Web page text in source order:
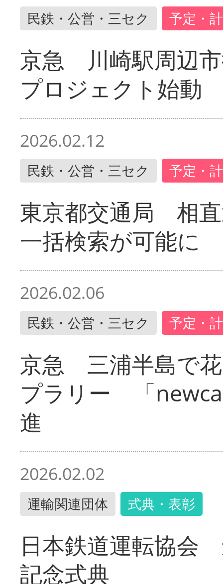
民鉄・公営・三セク 予定・
京急 川崎駅周辺
プロジェクト始動
2026.02.12
民鉄・公営・三セク 予定・
東京都交通局 相
一括検索が可能に
2026.02.06
民鉄・公営・三セク 予定・
京急 三浦半島で
プラリー 「
進
2026.02.02
運輸関連団体 式典・表彰
日本鉄道運転協会
記念式典